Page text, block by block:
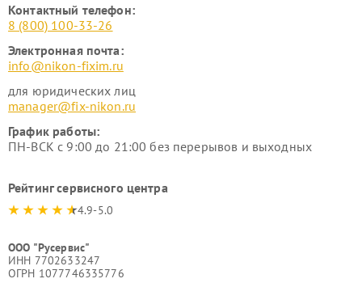
Контактный телефон:
8 (800) 100-33-26
Электронная почта:
info@nikon-fixim.ru
для юридических лиц
manager@fix-nikon.ru
График работы:
ПН-ВСК с 9:00 до 21:00 без перерывов и выходных
Рейтинг сервисного центра
4.9-5.0
ООО "Русервис"
ИНН 7702633247
ОГРН 1077746335776